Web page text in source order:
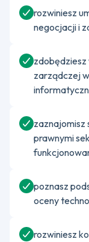
rozwiniesz
negocjacji i
zarządczej
zaznajomisz
prawnymi
poznasz
oceny
rozwiniesz